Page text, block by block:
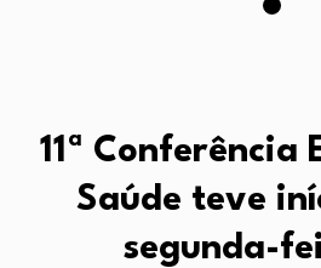
11ª Conferência
Saúde teve
segunda-